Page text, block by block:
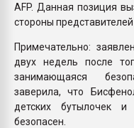
AFP. Данная позиция
стороны
Примечательно:
двух недель после
занимающаяся
заверила, что
детских бутылочек и
безопасен.